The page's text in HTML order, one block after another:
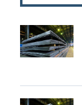
регіональні
відмінності
"Северсталь"
підтримала
патріотичну